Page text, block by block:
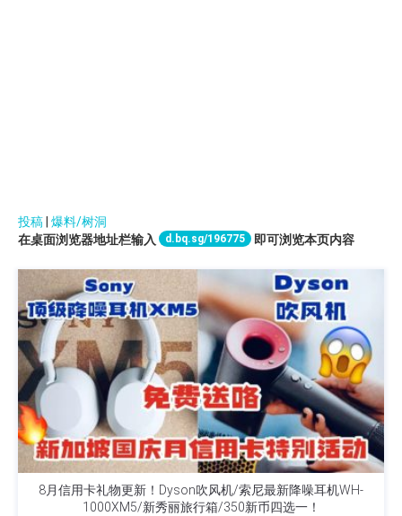
投稿 爆料/树洞
在桌面浏览器地址栏输入
d.bq.sg/196775 即可浏览本页内容
8月信用卡礼物更新！Dyson吹风机/索尼最新降噪耳机WH-
1000XM5/新秀丽旅行箱/350新币四选一！